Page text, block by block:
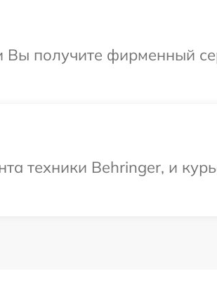
Вы получите фирменный
техники Behringer, и